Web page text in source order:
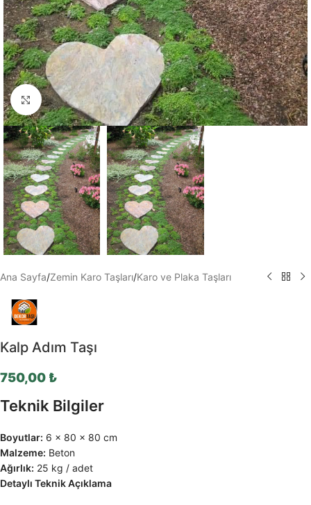
Büyütmek için tıklayın
Ana Sayfa/Zemin Karo Taşları/Karo ve Plaka Taşları
Kalp Adım Taşı
750,00 ₺
Teknik Bilgiler
Boyutlar: 6 × 80 × 80 cm
Malzeme: Beton
Ağırlık: 25 kg / adet
Detaylı Teknik Açıklama